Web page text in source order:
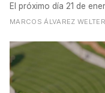
El próximo día 21 de
MARCOS ÁLVAREZ